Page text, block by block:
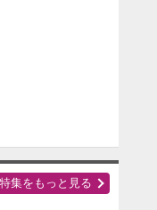
特集をもっと見る